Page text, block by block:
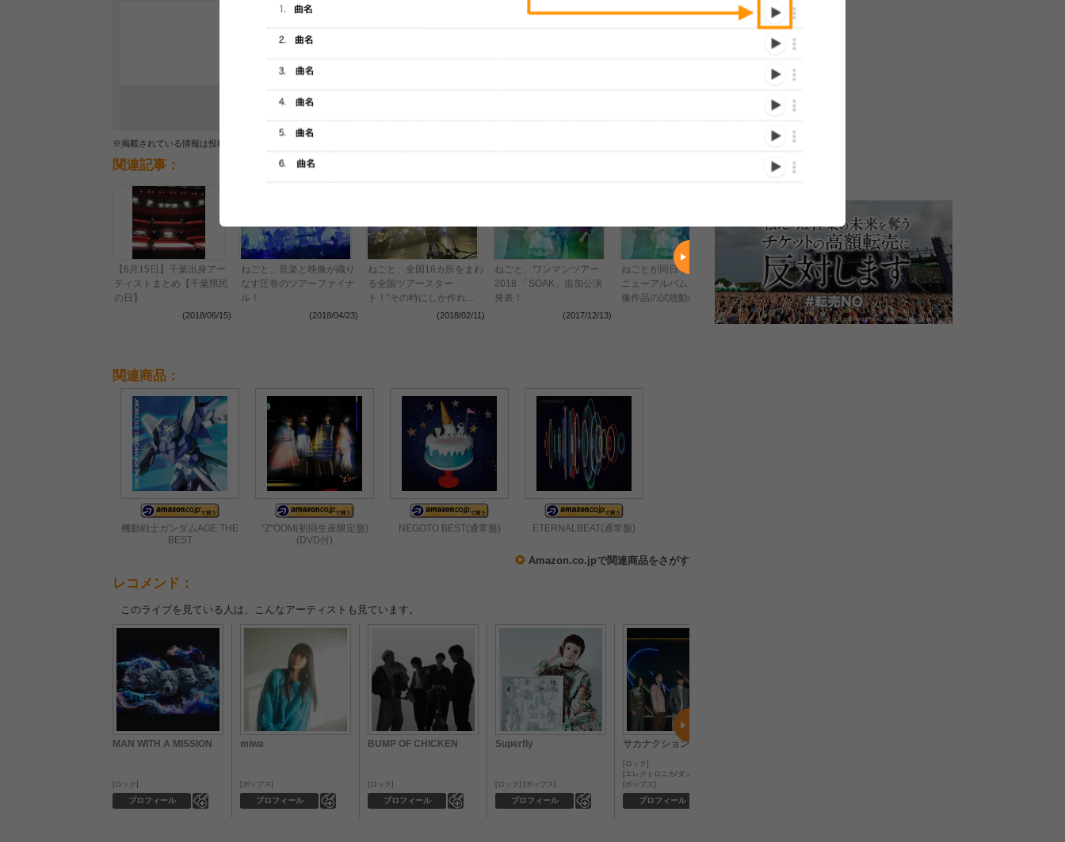
最初のレビューを投稿してみませんか？
※掲載されている情報は投稿されたデータを集計したもので、実際のライブとは異なる場合があります。
関連記事：
【6月15日】千葉出身アー
ティストまとめ【千葉県民
の日】
(2018/06/15)
ねごと、音楽と映像が織り
なす圧巻のツアーファイナ
ル！
(2018/04/23)
ねごと、全国16カ所をまわ
る全国ツアースター
ト！“その時にしか作れな
(2018/02/11)
ねごと、ワンマンツアー
2018 「SOAK」追加公演
発表！
(2017/12/13)
ねごとが同日リリースする
ニューアルバムとライブ映
像作品の試聴動画を一挙解
(2017/12/07)
ねごと、2017年2枚目のア
ルバム完成！約1年ぶりの
全国ツアーも開催
(2017/10/23)
スピッツ主催『ロックロッ
クこんにちは！』出演者第
1弾発表で岡崎体育、
OKAMOTO'S、ねごと、
Czecho No Republic
(2017/10/11)
関連商品：
機動戦士ガンダムAGE THE
BEST
“Z"OOM(初回生産限定盤)
(DVD付)
NEGOTO BEST(通常盤) ETERNALBEAT(通常盤)
Amazon.co.jpで関連商品をさがす
レコメンド：
このライブを見ている人は、こんなアーティストも見ています。
MAN WITH A MISSION
プロフィール
ロック
miwa
プロフィール
ポップス
BUMP OF CHICKEN
プロフィール
ロック
Superfly
プロフィール
ロック ポップス
サカナクション
プロフィール
ロック
エレクトロニカ/ダンス
ポップス